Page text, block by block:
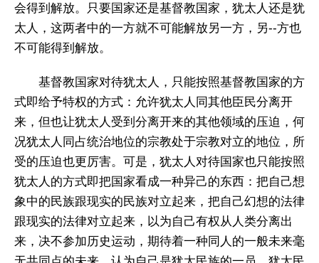
会得到解放。只要国家还是基督教国家，犹太人还是犹
太人，这两者中的一方就不可能解放另一方，另--方也
不可能得到解放。
基督教国家对待犹太人，只能按照基督教国家的方
式即给予特权的方式：允许犹太人同其他臣民分离开
来，但也让犹太人受到分离开来的其他领域的压迫，何
况犹太人同占统治地位的宗教处于宗教对立的地位，所
受的压迫也更厉害。可是，犹太人对待国家也只能按照
犹太人的方式即把国家看成一种异己的东西：把自己想
象中的民族跟现实的民族对立起来，把自己幻想的法律
跟现实的法律对立起来，以为自己有权从人类分离出
来，决不参加历史运动，期待着一种同人的一般未来毫